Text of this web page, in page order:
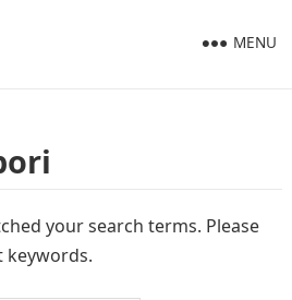
MENU
your search terms. Please